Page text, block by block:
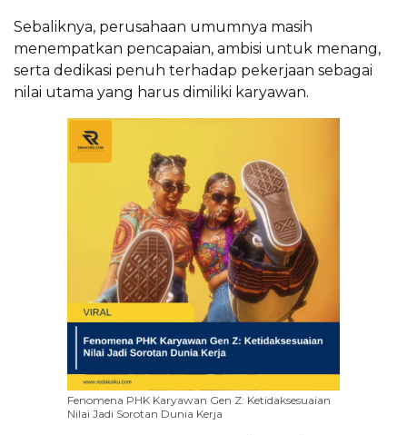
Sebaliknya, perusahaan umumnya masih
menempatkan pencapaian, ambisi untuk menang,
serta dedikasi penuh terhadap pekerjaan sebagai
nilai utama yang harus dimiliki karyawan.
Fenomena PHK Karyawan Gen Z: Ketidaksesuaian
Nilai Jadi Sorotan Dunia Kerja